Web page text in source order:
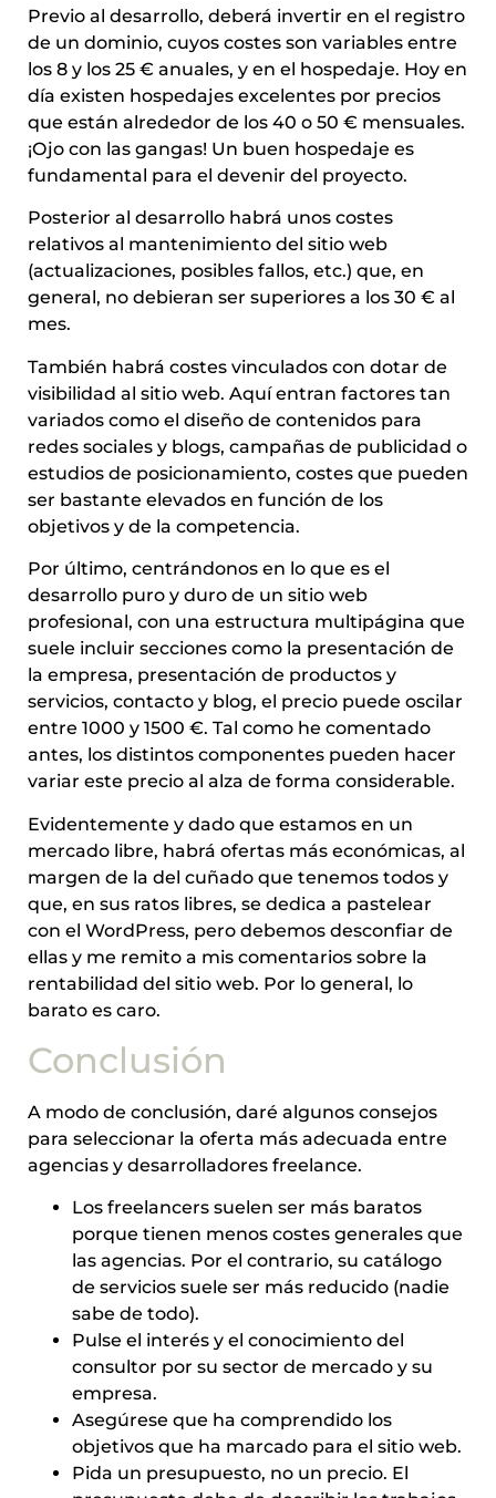
Previo al desarrollo, deberá invertir en el registro
de un dominio, cuyos costes son variables entre
los 8 y los 25 € anuales, y en el hospedaje. Hoy en
día existen hospedajes excelentes por precios
que están alrededor de los 40 o 50 € mensuales.
¡Ojo con las gangas! Un buen hospedaje es
fundamental para el devenir del proyecto.
Posterior al desarrollo habrá unos costes
relativos al mantenimiento del sitio web
(actualizaciones, posibles fallos, etc.) que, en
general, no debieran ser superiores a los 30 € al
mes.
También habrá costes vinculados con dotar de
visibilidad al sitio web. Aquí entran factores tan
variados como el diseño de contenidos para
redes sociales y blogs, campañas de publicidad o
estudios de posicionamiento, costes que pueden
ser bastante elevados en función de los
objetivos y de la competencia.
Por último, centrándonos en lo que es el
desarrollo puro y duro de un sitio web
profesional, con una estructura multipágina que
suele incluir secciones como la presentación de
la empresa, presentación de productos y
servicios, contacto y blog, el precio puede oscilar
entre 1000 y 1500 €. Tal como he comentado
antes, los distintos componentes pueden hacer
variar este precio al alza de forma considerable.
Evidentemente y dado que estamos en un
mercado libre, habrá ofertas más económicas, al
margen de la del cuñado que tenemos todos y
que, en sus ratos libres, se dedica a pastelear
con el WordPress, pero debemos desconfiar de
ellas y me remito a mis comentarios sobre la
rentabilidad del sitio web. Por lo general, lo
barato es caro.
Conclusión
A modo de conclusión, daré algunos consejos
para seleccionar la oferta más adecuada entre
agencias y desarrolladores freelance.
Los freelancers suelen ser más baratos
porque tienen menos costes generales que
las agencias. Por el contrario, su catálogo
de servicios suele ser más reducido (nadie
sabe de todo).
Pulse el interés y el conocimiento del
consultor por su sector de mercado y su
empresa.
Asegúrese que ha comprendido los
objetivos que ha marcado para el sitio web.
Pida un presupuesto, no un precio. El